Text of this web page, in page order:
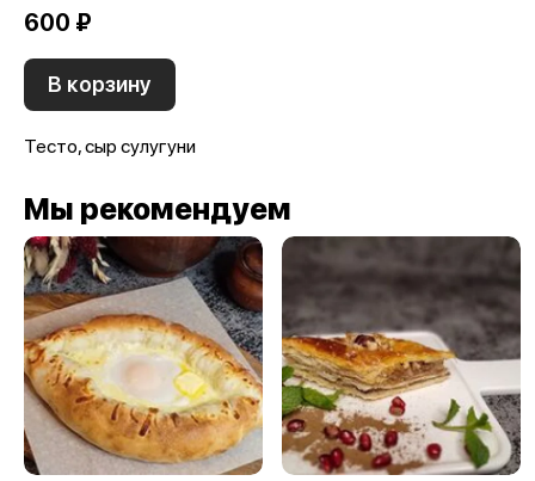
600 ₽
В корзину
Тесто, сыр сулугуни
Мы рекомендуем